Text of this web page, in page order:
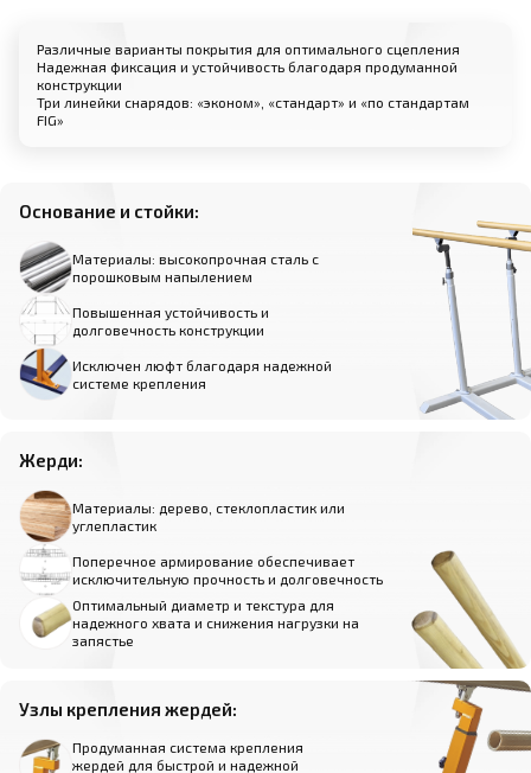
Различные варианты покрытия для оптимального сцепления
Надежная фиксация и устойчивость благодаря продуманной
конструкции
Три линейки снарядов: «эконом», «стандарт» и «по стандартам
FIG»
Основание и стойки:
Материалы: высокопрочная сталь с
порошковым напылением
Повышенная устойчивость и
долговечность конструкции
Исключен люфт благодаря надежной
системе крепления
Жерди:
Материалы: дерево, стеклопластик или
углепластик
Поперечное армирование обеспечивает
исключительную прочность и долговечность
Оптимальный диаметр и текстура для
надежного хвата и снижения нагрузки на
запястье
Узлы крепления жердей:
Продуманная система крепления
жердей для быстрой и надежной